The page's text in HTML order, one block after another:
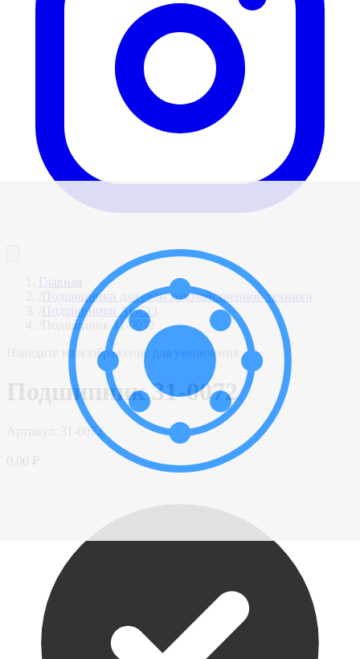
Главная
Подшипники для сельскохозяйственной техники
Подшипники AGCO
Подшипник 31-0072
Наведите на изображение для увеличения
Подшипник 31-0072
31-0072